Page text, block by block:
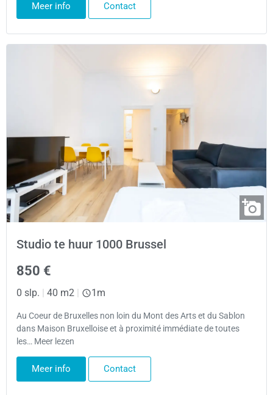
Meer info Contact
Studio te huur 1000 Brussel
850 €
0 slp. 40 m2 1m
Au Coeur de Bruxelles non loin du Mont des Arts et du Sablon
dans Maison Bruxelloise et à proximité immédiate de toutes
les… Meer lezen
Meer info Contact